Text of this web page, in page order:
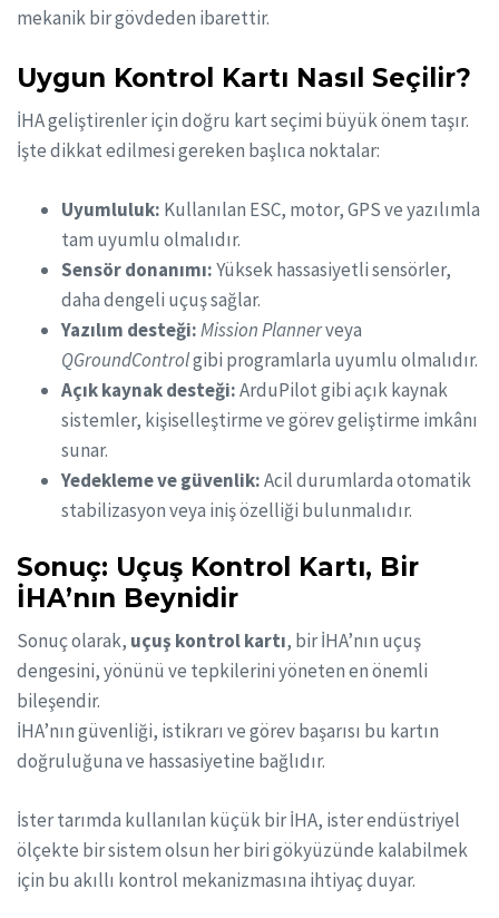
mekanik bir gövdeden ibarettir.
Uygun Kontrol Kartı Nasıl Seçilir?
İHA geliştirenler için doğru kart seçimi büyük önem taşır.
İşte dikkat edilmesi gereken başlıca noktalar:
Uyumluluk: Kullanılan ESC, motor, GPS ve yazılımla
tam uyumlu olmalıdır.
Sensör donanımı:Yüksek hassasiyetli sensörler,
daha dengeli uçuş sağlar.
Yazılım desteği:Mission Plannerveya
QGroundControlgibi programlarla uyumlu olmalıdır.
Açık kaynak desteği:ArduPilot gibi açık kaynak
sistemler, kişiselleştirme ve görev geliştirme imkânı
sunar.
Yedekleme ve güvenlik:Acil durumlarda otomatik
stabilizasyon veya iniş özelliği bulunmalıdır.
Sonuç: Uçuş Kontrol Kartı, Bir
İHA’nın Beynidir
Sonuç olarak, uçuş kontrol kartı, bir İHA’nın uçuş
dengesini, yönünü ve tepkilerini yöneten en önemli
bileşendir.
İHA’nın güvenliği, istikrarı ve görev başarısı bu kartın
doğruluğuna ve hassasiyetine bağlıdır.
İster tarımda kullanılan küçük bir İHA, ister endüstriyel
ölçekte bir sistem olsun her biri gökyüzünde kalabilmek
için bu akıllı kontrol mekanizmasına ihtiyaç duyar.